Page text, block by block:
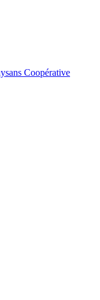
Coopérative